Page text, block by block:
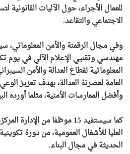
للعمال الأجراء، حول الآليات القانونية
الاجتماعي والتقاعد.
مهندسي وتقنيي الإعلام الآلي في يوم
المعلوماتية لقطاع العدالة والأمن
العامة لعصرنة العدالة، بهدف تعزيز
وأفضل الممارسات الأمنية، مثلما أورده
كما سيستفيد 15 موظفا من
العليا للأشغال العمومية، من دورة
الحديثة في مجال البناء.